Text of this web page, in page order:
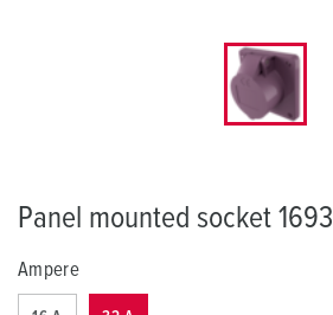
Panel mounted socket 1693
Ampere